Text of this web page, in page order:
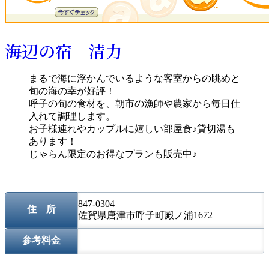
海辺の宿 清力
まるで海に浮かんでいるような客室からの眺めと
旬の海の幸が好評！
呼子の旬の食材を、朝市の漁師や農家から毎日仕
入れて調理します。
お子様連れやカップルに嬉しい部屋食♪貸切湯も
あります！
じゃらん限定のお得なプランも販売中♪
住 所
847-0304
佐賀県唐津市呼子町殿ノ浦1672
参考料金